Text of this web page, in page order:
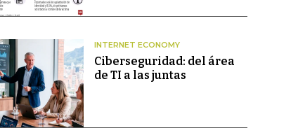
INTERNET ECONOMY
Ciberseguridad: del área
de TI a las juntas